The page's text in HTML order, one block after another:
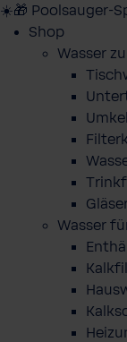
☀️🎁 Poolsauger-
Shop
Wasser
Wasser